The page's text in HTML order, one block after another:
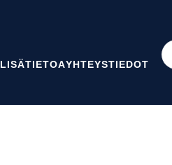
LISÄTIETOAYHTEYSTIEDOT